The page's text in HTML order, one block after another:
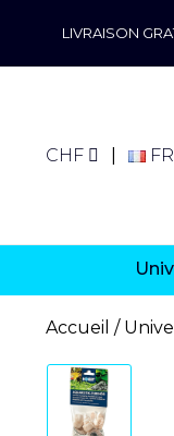
LIVRAISON
CHF
Accueil